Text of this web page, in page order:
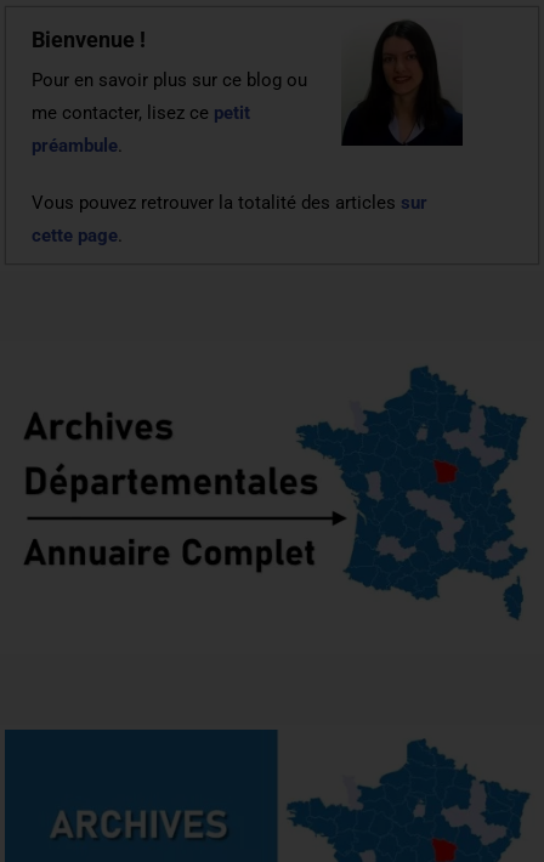
Bienvenue !
Pour en savoir plus sur ce blog ou
me contacter, lisez ce petit
préambule.
Vous pouvez retrouver la totalité des articles sur
cette page.